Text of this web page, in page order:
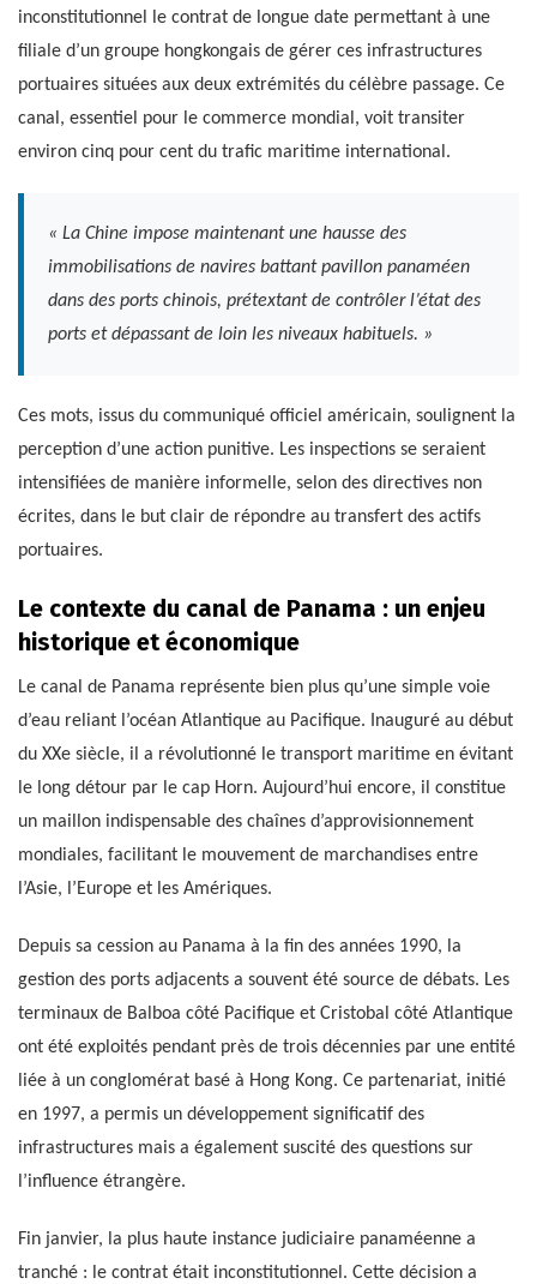
inconstitutionnel le contrat de longue date permettant à une
filiale d’un groupe hongkongais de gérer ces infrastructures
portuaires situées aux deux extrémités du célèbre passage. Ce
canal, essentiel pour le commerce mondial, voit transiter
environ cinq pour cent du trafic maritime international.
« La Chine impose maintenant une hausse des
immobilisations de navires battant pavillon panaméen
dans des ports chinois, prétextant de contrôler l’état des
ports et dépassant de loin les niveaux habituels. »
Ces mots, issus du communiqué officiel américain, soulignent la
perception d’une action punitive. Les inspections se seraient
intensifiées de manière informelle, selon des directives non
écrites, dans le but clair de répondre au transfert des actifs
portuaires.
Le contexte du canal de Panama : un enjeu
historique et économique
Le canal de Panama représente bien plus qu’une simple voie
d’eau reliant l’océan Atlantique au Pacifique. Inauguré au début
du XXe siècle, il a révolutionné le transport maritime en évitant
le long détour par le cap Horn. Aujourd’hui encore, il constitue
un maillon indispensable des chaînes d’approvisionnement
mondiales, facilitant le mouvement de marchandises entre
l’Asie, l’Europe et les Amériques.
Depuis sa cession au Panama à la fin des années 1990, la
gestion des ports adjacents a souvent été source de débats. Les
terminaux de Balboa côté Pacifique et Cristobal côté Atlantique
ont été exploités pendant près de trois décennies par une entité
liée à un conglomérat basé à Hong Kong. Ce partenariat, initié
en 1997, a permis un développement significatif des
infrastructures mais a également suscité des questions sur
l’influence étrangère.
Fin janvier, la plus haute instance judiciaire panaméenne a
tranché : le contrat était inconstitutionnel. Cette décision a